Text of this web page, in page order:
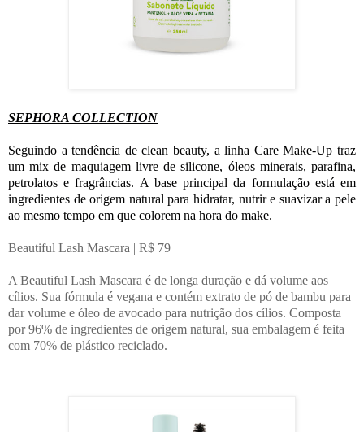
SEPHORA COLLECTION
Seguindo a tendência de clean beauty, a linha Care Make-Up traz
um mix de maquiagem livre de silicone, óleos minerais, parafina,
petrolatos e fragrâncias. A base principal da formulação está em
ingredientes de origem natural para hidratar, nutrir e suavizar a pele
ao mesmo tempo em que colorem na hora do make.
Beautiful Lash Mascara | R$ 79
A Beautiful Lash Mascara é de longa duração e dá volume aos
cílios. Sua fórmula é vegana e contém extrato de pó de bambu para
dar volume e óleo de avocado para nutrição dos cílios. Composta
por 96% de ingredientes de origem natural, sua embalagem é feita
com 70% de plástico reciclado.